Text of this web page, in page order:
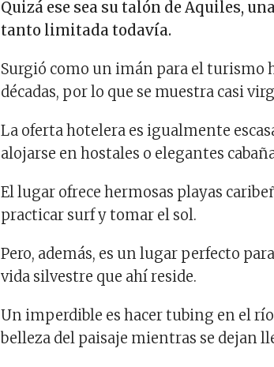
Quizá ese sea su talón de Aquiles,
tanto limitada todavía.
Surgió como un imán para el turismo
décadas, por lo que se muestra casi
La oferta hotelera es igualmente
alojarse en hostales o elegantes
El lugar ofrece hermosas playas
practicar surf y tomar el sol.
Pero, además, es un lugar perfecto
vida silvestre que ahí reside.
Un imperdible es hacer tubing en el
belleza del paisaje mientras se dejan